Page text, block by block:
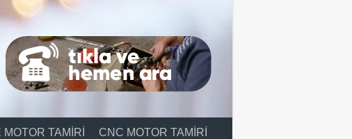
TAMIRI CNC MOTOR TAMIRI